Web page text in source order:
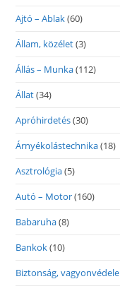
Ajtó – Ablak(60)
Állam, közélet(3)
Állás – Munka(112)
Állat(34)
Apróhirdetés(30)
Árnyékolástechnika(18)
Asztrológia(5)
Autó – Motor(160)
Babaruha(8)
Bankok(10)
Biztonság,